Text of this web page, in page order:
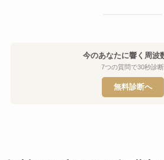
今のあなたに響く周波
7つの質問で30秒診断
無料診断へ